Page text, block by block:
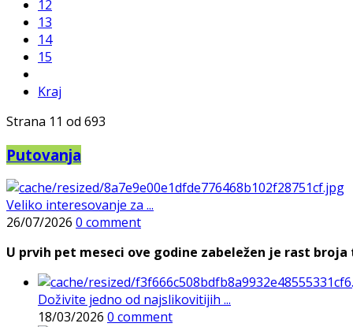
12
13
14
15
Kraj
Strana 11 od 693
Putovanja
Veliko interesovanje za ...
26/07/2026 0 comment
U prvih pet meseci ove godine zabeležen je rast
Doživite jedno od najslikovitijih ...
18/03/2026 0 comment